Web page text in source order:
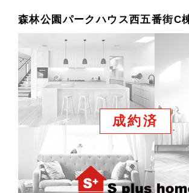
森林公園パークハウス西五番街C
成約済